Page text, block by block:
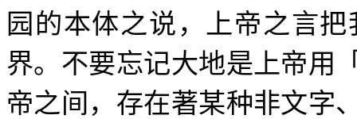
园的本体之说，上帝之言
界。不要忘记大地是上帝用
帝之间，存在著某种非文字